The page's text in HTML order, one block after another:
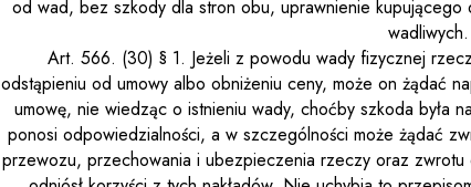
od wad, bez szkody dla stron obu, uprawnienie
wadliwych.
Art. 566. (30) § 1. Jeżeli z powodu wady fizycznej
odstąpieniu od umowy albo obniżeniu ceny, może on żądać
umowę, nie wiedząc o istnieniu wady, choćby szkoda była
ponosi odpowiedzialności, a w szczególności może żądać
przewozu, przechowania i ubezpieczenia rzeczy oraz zwrotu